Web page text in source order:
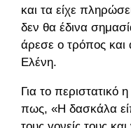
και τα είχε
δεν θα έδινα
άρεσε ο τρόπος και
Ελένη.
Για το περιστατικό
πως, «Η δασκάλα